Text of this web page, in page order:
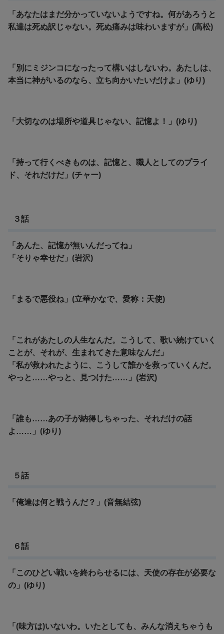
「あなたはまだ分かっていないようですね。何があろうと
私達は死ぬ訳じゃない。死ぬ痛みは味わいますが」(高松)
「別にミジンコになったって構いはしないわ。あたしは、
本当に神がいるのなら、立ち向かいたいだけよ」(ゆり)
「大切なのは場所や道具じゃない、記憶よ！」(ゆり)
「持って行くべきものは、記憶と、職人としてのプライ
ド、それだけだ」(チャー)
３話
「あんた、記憶が無いんだってね」
「そりゃ幸せだ」(岩沢)
「まるで悪役ね」(立華かなで、愛称：天使)
「これがあたしの人生なんだ。こうして、歌い続けていく
ことが、それが、生まれてきた意味なんだ」
「私が救われたように、こうして誰かを救っていくんだ。
やっと……やっと、見つけた……」(岩沢)
「誰も……あの子が納得しちゃった、それだけの話
よ……」(ゆり)
５話
「俺達は何と戦うんだ？」(音無結弦)
６話
「このひどい戦いを終わらせるには、天使の存在が必要な
の」(ゆり)
「(味方は)いないわ。いたとしても、みんな消えちゃうも